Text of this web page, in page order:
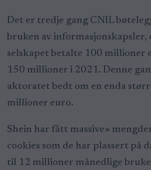
Det er tredje gang CNIL
bruken av informasjonskapsler,
selskapet betalte 100 millioner
150 millioner i 2021. Denne
aktoratet bedt om en enda
millioner euro.
Shein har fått massive»
cookies som de har plassert på
til 12 millioner månedlige